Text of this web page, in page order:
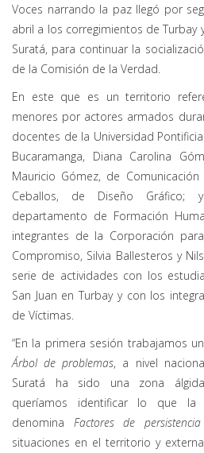
Voces narrando la paz llegó por
abril a los corregimientos de Turbay
Suratá, para continuar la
de la Comisión de la Verdad.
En este que es un territorio
menores por actores armados
docentes de la Universidad
Bucaramanga, Diana Carolina
Mauricio Gómez, de Comunicación
Ceballos, de Diseño Gráfico;
departamento de Formación
integrantes de la Corporación
Compromiso, Silvia Ballesteros y
serie de actividades con los
San Juan en Turbay y con los
de Víctimas.
“En la primera sesión trabajamos
Árbol de problemas, a nivel
Suratá ha sido una zona
queríamos identificar lo que la
denomina Factores de
situaciones en el territorio y